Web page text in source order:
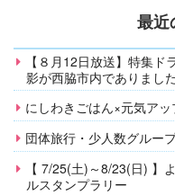
最近
【８月12日放送】特集
影が西脇市内でありました
にしわきごはん×元気ア
団体旅行・少人数グルー
【 7/25(土)～8/23(日) 】
ルスタンプラリー